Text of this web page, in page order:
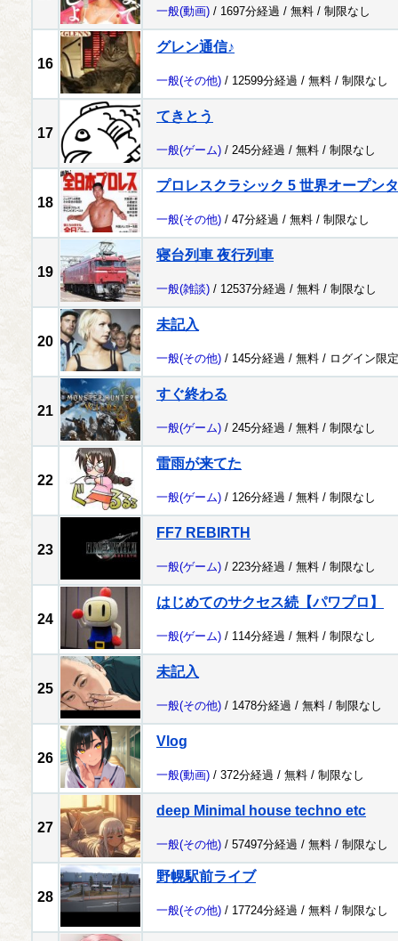
一般(動画) / 1697分経過 / 無料 / 制限なし
16
グレン通信♪
一般(その他) / 12599分経過 / 無料 / 制限なし
17
てきとう
一般(ゲーム) / 245分経過 / 無料 / 制限なし
18
プロレスクラシック 5 世界オープン
一般(その他) / 47分経過 / 無料 / 制限なし
19
寝台列車 夜行列車
一般(雑談) / 12537分経過 / 無料 / 制限なし
20
未記入
一般(その他) / 145分経過 / 無料 / ログイン限定
21
すぐ終わる
一般(ゲーム) / 245分経過 / 無料 / 制限なし
22
雷雨が来てた
一般(ゲーム) / 126分経過 / 無料 / 制限なし
23
FF7 REBIRTH
一般(ゲーム) / 223分経過 / 無料 / 制限なし
24
はじめてのサクセス続【パワプロ】
一般(ゲーム) / 114分経過 / 無料 / 制限なし
25
未記入
一般(その他) / 1478分経過 / 無料 / 制限なし
26
Vlog
一般(動画) / 372分経過 / 無料 / 制限なし
27
deep Minimal house techno etc
一般(その他) / 57497分経過 / 無料 / 制限なし
28
野幌駅前ライブ
一般(その他) / 17724分経過 / 無料 / 制限なし